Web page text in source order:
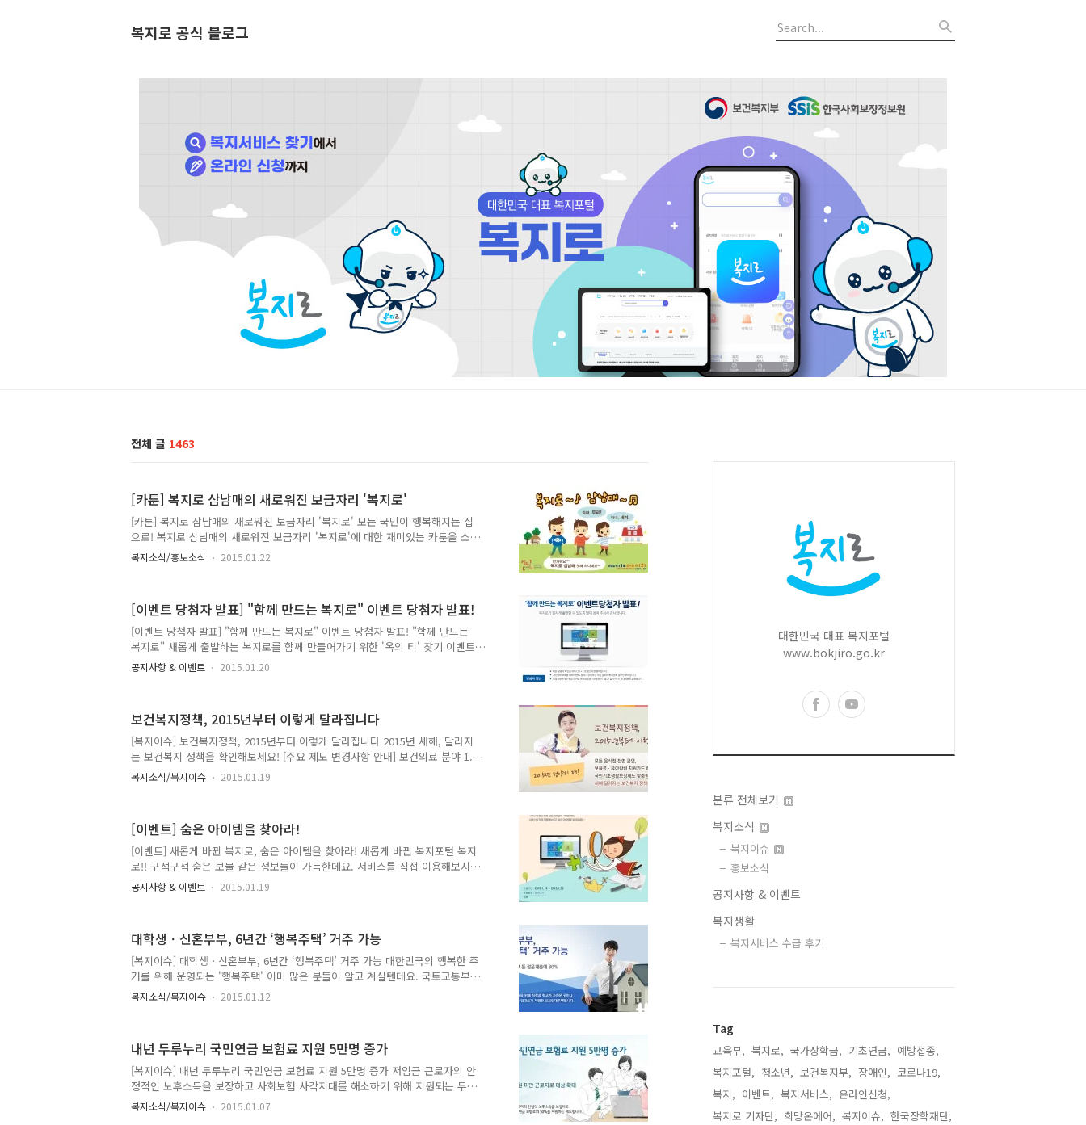
복지로 공식 블로그
전체 글 1463
[카툰] 복지로 삼남매의 새로워진 보금자리 '복지로'
[카툰] 복지로 삼남매의 새로워진 보금자리 '복지로' 모든 국민이 행복해지는 집
으로! 복지로 삼남매의 새로워진 보금자리 '복지로'에 대한 재미있는 카툰을 소
개합니다. ▼ 또 다른 복지로를 소개합니다 ▼
복지소식/홍보소식 2015.01.22
[이벤트 당첨자 발표] "함께 만드는 복지로" 이벤트 당첨자 발표!
[이벤트 당첨자 발표] "함께 만드는 복지로" 이벤트 당첨자 발표! "함께 만드는
복지로" 새롭게 출발하는 복지로를 함께 만들어가기 위한 '옥의 티' 찾기 이벤트
의 당첨자가 발표되었습니다! 참여해 주신 모든 분들께 진심으로 감사드리며, 당
첨자 명단은 아래 링크를 통해 '복지로'에서 가능합니다^^ 당첨자 확인하러 가기
공지사항 & 이벤트 2015.01.20
보건복지정책, 2015년부터 이렇게 달라집니다
[복지이슈] 보건복지정책, 2015년부터 이렇게 달라집니다 2015년 새해, 달라지
는 보건복지 정책을 확인해보세요! [주요 제도 변경사항 안내] 보건의료 분야 1.
의료기사 등 면허신고제가 본격 시행됩니다 2. 어린이 국가예방접종 지원 확대 3.
노인 국가예방접종 지원 확대 4. 청소년 잠복결핵감염 집중관리 전국 확대 및 의
모든 음식점 전면 금연 사회복지 분야 10. 국민기초생활보장제도 맞춤형 급여체
계 개편 11. 갑작스런 위기가구를 신속히 지원하는 긴급복지지원 확대 12. 임신ㆍ
출산ㆍ육아 바우처카드 통합 13. 산모ㆍ신생아 건강관..
복지소식/복지이슈 2015.01.19
[이벤트] 숨은 아이템을 찾아라!
[이벤트] 새롭게 바뀐 복지로, 숨은 아이템을 찾아라! 새롭게 바뀐 복지포털 복지
로!! 구석구석 숨은 보물 같은 정보들이 가득한데요. 서비스를 직접 이용해보시
고, 숨은 아이템과 관련된 퀴즈를 풀어주세요~ 5만원 상당 외식상품권, 영화 2인
예매권 등 다양한 상품을 드립니다! 복지로에 대한 평가도 남겨주시면, 당첨 확
해서는 '이벤트 참여' 버튼을 클릭! 하시고, 정답 및 의견제출 버튼을 통해 퀴즈
를 풀어주세요~ 그럼, 지금 바로 '복지로'로 Go Go!
공지사항 & 이벤트 2015.01.19
대학생ㆍ신혼부부, 6년간 ‘행복주택’ 거주 가능
[복지이슈] 대학생ㆍ신혼부부, 6년간 ‘행복주택’ 거주 가능 대한민국의 행복한 주
거를 위해 운영되는 '행복주택' 이미 많은 분들이 알고 계실텐데요. 국토교통부
에서 ‘주택공급에 관한 규칙’을 개정해 행복주택 입주자 선정기준을 확정하고 2
월 27일부터 시행하게 되면 대학생과 취업한 지 5년 이내인 사회초년생, 결혼한
거주 중 취업이나 결혼을 하고 입주 요건을 갖추면 최대 10년까지 살 수 있습니
다. 계층별 공급비율을 살펴보면 대학생ㆍ사회초년생ㆍ신혼부부 등 젊은계층이
80%, 취약ㆍ노인계층 20%으로 구성되게 되는데, 산업단지에 공급하는 행복주
택은 산..
복지소식/복지이슈 2015.01.12
내년 두루누리 국민연금 보험료 지원 5만명 증가
[복지이슈] 내년 두루누리 국민연금 보험료 지원 5만명 증가 저임금 근로자의 안
정적인 노후소득을 보장하고 사회보험 사각지대를 해소하기 위해 지원되는 두루
누리 사업을 아시나요? 2015년 1월부터 국민연금 두루누리 연금보험료 대상자
범위가 확대됩니다. 연금보험료 지원 대상이 월보수(기준소득월액) 135만원 미만
복지소식/복지이슈 2015.01.07
대한민국 대표 복지포털
www.bokjiro.go.kr
분류 전체보기
복지소식
복지이슈
홍보소식
공지사항 & 이벤트
복지생활
복지서비스 수급 후기
Tag
교육부, 복지로, 국가장학금, 기초연금, 예방접종,
복지포털, 청소년, 보건복지부, 장애인, 코로나19,
복지, 이벤트, 복지서비스, 온라인신청,
복지로 기자단, 희망온에어, 복지이슈, 한국장학재단,